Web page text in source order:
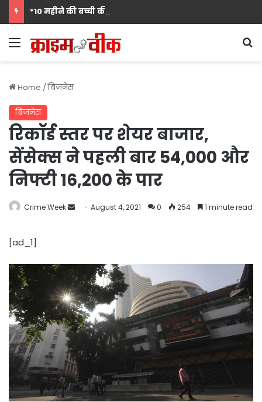
Menu
Home /बिजनेस
बिजनेस
रिकॉर्ड स्तर पर शेयर बाजार,
सेंसेक्स ने पहली बार 54,000 और
निफ्टी 16,200 के पार
Crime Week
SendAugust 4, 2021 0 254 1 minute read
[ad_1]